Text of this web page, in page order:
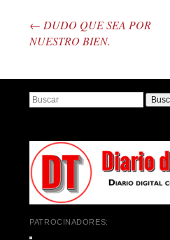
Post navigation
← DUDO QUE SEA POR
NUESTRO BIEN.
Buscar
PATROCINADORES: